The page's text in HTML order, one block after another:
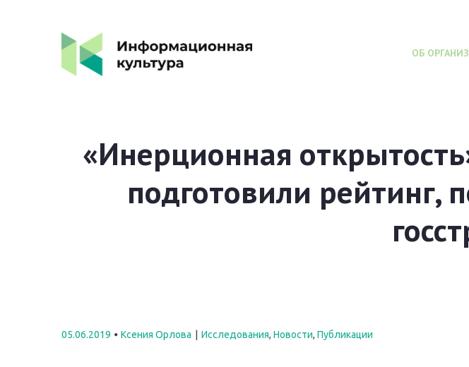
ОБ
«Инерционная
подготовили рейтинг,
05.06.2019 Ксения Орлова Исследования, Новости, Публикации